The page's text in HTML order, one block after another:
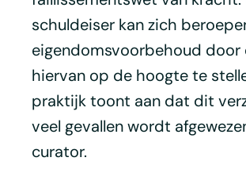
schuldeiser kan zich
eigendomsvoorbehoud door
hiervan op de hoogte te
praktijk toont aan dat dit
veel gevallen wordt
curator.